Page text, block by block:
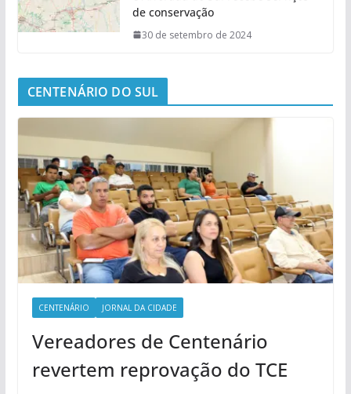
de conservação
30 de setembro de 2024
CENTENÁRIO DO SUL
CENTENÁRIO JORNAL DA CIDADE
Vereadores de Centenário
revertem reprovação do TCE